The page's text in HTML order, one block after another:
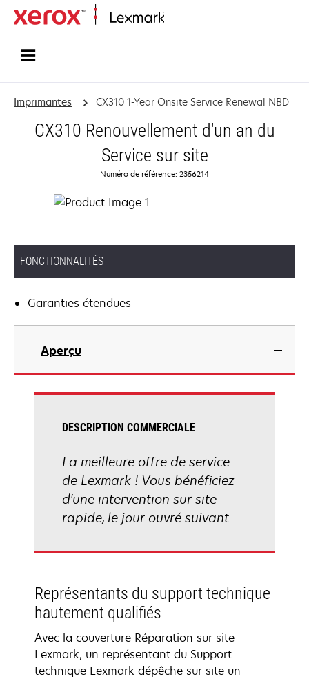
Imprimantes CX310 1-Year Onsite Service Renewal NBD
CX310 Renouvellement d'un an du
Service sur site
Numéro de référence: 2356214
FONCTIONNALITÉS
Garanties étendues
Aperçu
DESCRIPTION COMMERCIALE
La meilleure offre de service
de Lexmark ! Vous bénéficiez
d'une intervention sur site
rapide, le jour ouvré suivant
Représentants du support technique
hautement qualifiés
Avec la couverture Réparation sur site
Lexmark, un représentant du Support
technique Lexmark dépêche sur site un